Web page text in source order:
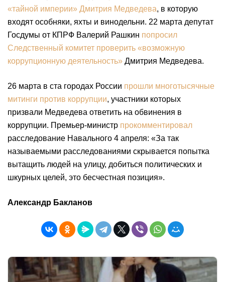
«тайной империи» Дмитрия Медведева, в которую
входят особняки, яхты и винодельни. 22 марта депутат
Госдумы от КПРФ Валерий Рашкин попросил
Следственный комитет проверить «возможную
коррупционную деятельность» Дмитрия Медведева.
26 марта в ста городах России прошли многотысячные
митинги против коррупции, участники которых
призвали Медведева ответить на обвинения в
коррупции. Премьер-министр прокомментировал
расследование Навального 4 апреля: «За так
называемыми расследованиями скрывается попытка
вытащить людей на улицу, добиться политических и
шкурных целей, это бесчестная позиция».
Александр Бакланов